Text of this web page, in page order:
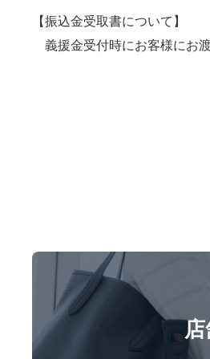
【振込金受取書について】
義援金受付時にお客様にお